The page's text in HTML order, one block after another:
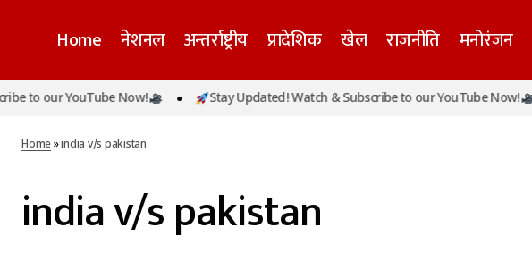
Home नेशनल अन्तर्राष्ट्रीय प्रादेशिक खेल राजनीति मनोरंजन
to our YouTube Now! Stay Updated! Watch & Subscribe to our YouTube Now!
Home»india v/s pakistan
india v/s pakistan